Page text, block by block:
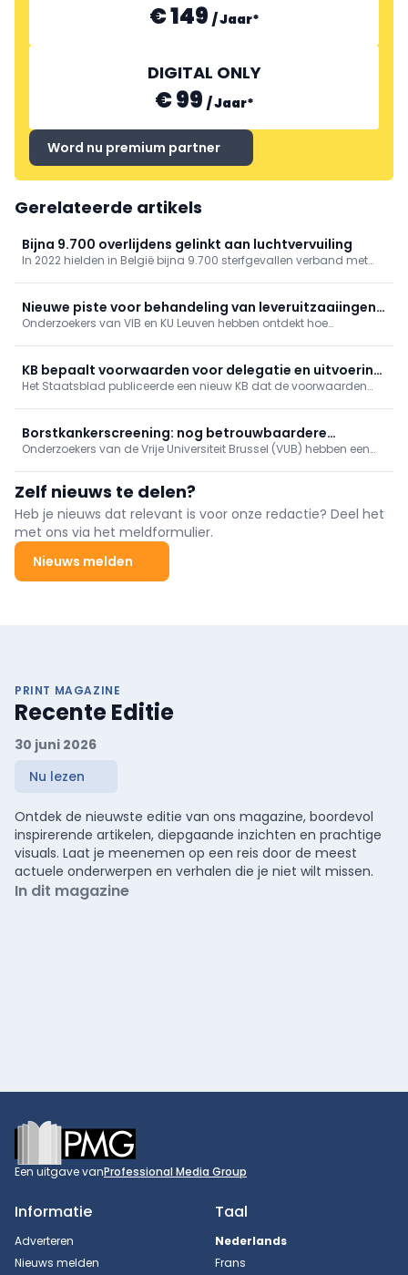
€ 149 /Jaar*
DIGITAL ONLY
€ 99 /Jaar*
Word nu premium partner
Gerelateerde artikels
Bijna 9.700 overlijdens gelinkt aan luchtvervuiling
In 2022 hielden in België bijna 9.700 sterfgevallen verband met
overlijden in kaart.
Nieuwe piste voor behandeling van leveruitzaaiingen
ontdekt
Onderzoekers van VIB en KU Leuven hebben ontdekt hoe
KB bepaalt voorwaarden voor delegatie en uitvoering
van verpleegkundige handelingen in het kader van een
gestructureerd zorgteam
Het Staatsblad publiceerde een nieuw KB dat de voorwaarden
Borstkankerscreening: nog betrouwbaardere
simulatiemodellen
Onderzoekers van de Vrije Universiteit Brussel (VUB) hebben een
borstkankerscreening.
Zelf nieuws te delen?
Heb je nieuws dat relevant is voor onze redactie? Deel het
met ons via het meldformulier.
Nieuws melden
PRINT MAGAZINE
Recente Editie
30 juni 2026
Nu lezen
Ontdek de nieuwste editie van ons magazine, boordevol
inspirerende artikelen, diepgaande inzichten en prachtige
visuals. Laat je meenemen op een reis door de meest
actuele onderwerpen en verhalen die je niet wilt missen.
In dit magazine
Footer
Een uitgave vanProfessional Media Group
Informatie
Adverteren
Nieuws melden
Taal
Nederlands
Frans